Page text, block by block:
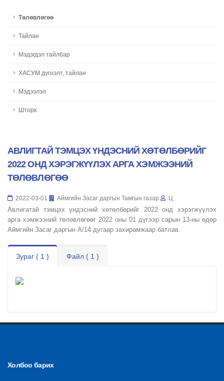
Төлөвлөгөө
Тайлан
Мэдэгдэл тайлбар
ХАСУМ дүгнэлт, тайлан
Мэдээлэл
Шторк
АВЛИГТАЙ ТЭМЦЭХ ҮНДЭСНИЙ ХӨТӨЛБӨРИЙГ
2022 ОНД ХЭРЭГЖҮҮЛЭХ АРГА ХЭМЖЭЭНИЙ
ТӨЛӨВЛӨГӨӨ
2022-03-01 Аймгийн Засаг даргын Тамгын газар Ц
Авлигатай тэмцэх үндэсний хөтөлбөрийг 2022 онд хэрэгжүүлэх
арга хэмжээний төлөвлөгөөг 2022 оны 01 дүгээр сарын 13-ны өдөр
Аймгийн Засаг даргын А/14 дугаар захирамжаар батлав.
Зураг ( 1 ) Файл ( 1 )
Холбоо барих